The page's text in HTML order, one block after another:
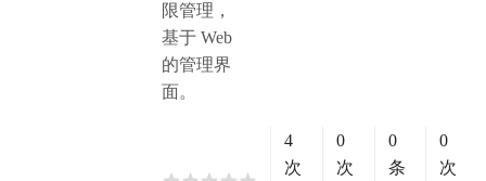
限管理，
基于 Web
的管理界
面。
4
次
0
次
0
条
0
次